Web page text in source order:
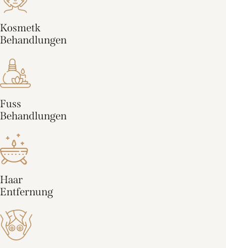
Kosmetk
Behandlungen
Fuss
Behandlungen
Haar
Entfernung